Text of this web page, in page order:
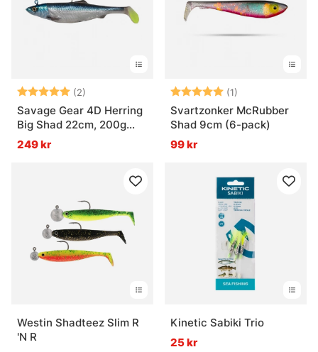
Betyg: (2)
5.0 utav 5 stjärnor
Savage Gear 4D Herring
Big Shad 22cm, 200g
2+1pcs
249 kr
Betyg: (1)
Svartzonker McRubber
Shad 9cm (6-pack)
99 kr
Westin Shadteez Slim R
'N R
Kinetic Sabiki Trio
25 kr